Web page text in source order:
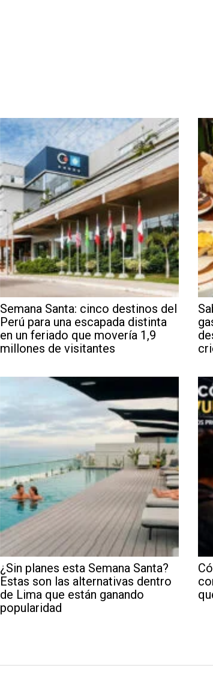
Semana Santa: cinco destinos del
Perú para una escapada distinta
en un feriado que movería 1,9
millones de visitantes
¿Sin planes esta Semana Santa?
Estas son las alternativas dentro
de Lima que están ganando
popularidad